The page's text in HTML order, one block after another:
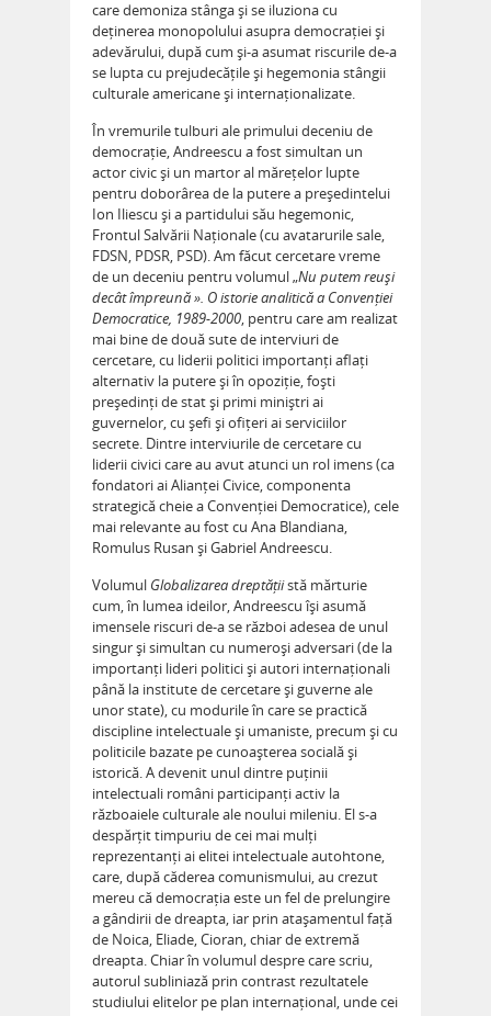
care demoniza stânga și se iluziona cu
deținerea monopolului asupra democrației și
adevărului, după cum și-a asumat riscurile de-a
se lupta cu prejudecățile și hegemonia stângii
culturale americane și internaționalizate.
În vremurile tulburi ale primului deceniu de
democrație, Andreescu a fost simultan un
actor civic și un martor al mărețelor lupte
pentru doborârea de la putere a președintelui
Ion Iliescu și a partidului său hegemonic,
Frontul Salvării Naționale (cu avatarurile sale,
FDSN, PDSR, PSD). Am făcut cercetare vreme
de un deceniu pentru volumul „Nu putem reuși
decât împreună ». O istorie analitică a Convenției
Democratice, 1989-2000, pentru care am realizat
mai bine de două sute de interviuri de
cercetare, cu liderii politici importanți aflați
alternativ la putere și în opoziție, foști
președinți de stat și primi miniștri ai
guvernelor, cu șefi și ofițeri ai serviciilor
secrete. Dintre interviurile de cercetare cu
liderii civici care au avut atunci un rol imens (ca
fondatori ai Alianței Civice, componenta
strategică cheie a Convenției Democratice), cele
mai relevante au fost cu Ana Blandiana,
Romulus Rusan și Gabriel Andreescu.
Volumul Globalizarea dreptățiistă mărturie
cum, în lumea ideilor, Andreescu își asumă
imensele riscuri de-a se război adesea de unul
singur și simultan cu numeroși adversari (de la
importanți lideri politici și autori internaționali
până la institute de cercetare și guverne ale
unor state), cu modurile în care se practică
discipline intelectuale și umaniste, precum și cu
politicile bazate pe cunoașterea socială și
istorică. A devenit unul dintre puținii
intelectuali români participanți activ la
războaiele culturale ale noului mileniu. El s-a
despărțit timpuriu de cei mai mulți
reprezentanți ai elitei intelectuale autohtone,
care, după căderea comunismului, au crezut
mereu că democrația este un fel de prelungire
a gândirii de dreapta, iar prin atașamentul față
de Noica, Eliade, Cioran, chiar de extremă
dreapta. Chiar în volumul despre care scriu,
autorul subliniază prin contrast rezultatele
studiului elitelor pe plan internațional, unde cei